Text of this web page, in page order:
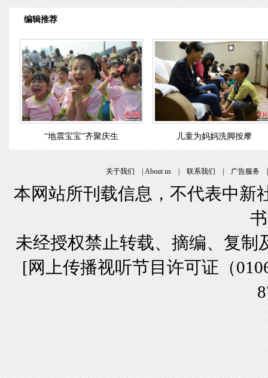
编辑推荐
“地震宝宝”齐聚庆生 儿童为妈妈洗脚按摩
关于我们|About us|联系我们|广告服务
本网站所刊载信息，不代表中新
未经授权禁止转载、摘编、复制
[网上传播视听节目许可证（